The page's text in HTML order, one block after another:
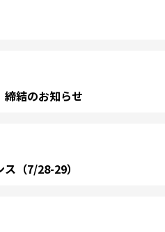
結のお知らせ
（7/28-29）